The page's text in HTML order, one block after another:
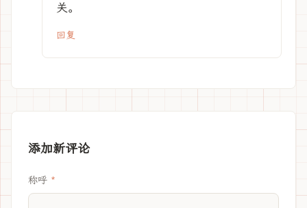
关。
回复
添加新评论
称呼